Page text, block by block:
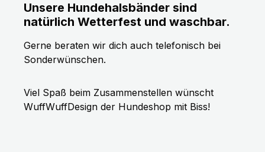
Unsere Hundehalsbänder sind
natürlich Wetterfest und waschbar.
Gerne beraten wir dich auch telefonisch bei
Sonderwünschen.
Viel Spaß beim Zusammenstellen wünscht
WuffWuffDesign der Hundeshop mit Biss!